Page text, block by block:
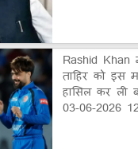
Rashid
ताहिर को इस
हासिल कर ली
03-06-2026